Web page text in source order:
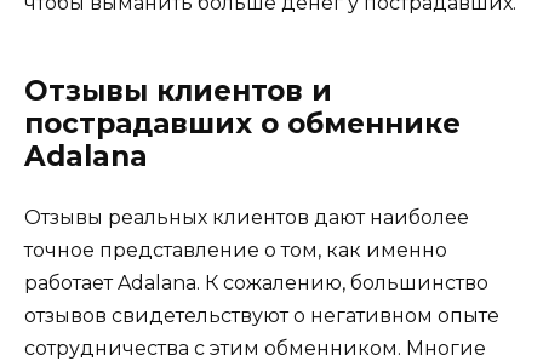
Отзывы клиентов и
пострадавших о обменнике
Adalana
Отзывы реальных клиентов дают наиболее
точное представление о том, как именно
работает Adalana. К сожалению, большинство
отзывов свидетельствуют о негативном опыте
сотрудничества с этим обменником. Многие